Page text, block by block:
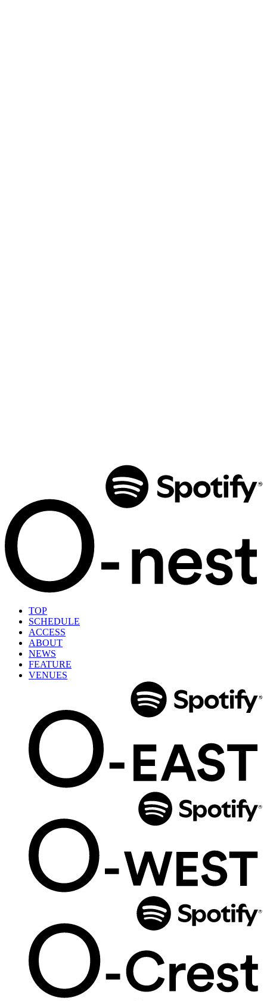
TOP
SCHEDULE
ACCESS
ABOUT
NEWS
FEATURE
VENUES